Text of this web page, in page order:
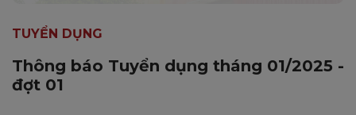
TUYỂN DỤNG
Thông báo Tuyển dụng tháng 01/2025 -
đợt 01